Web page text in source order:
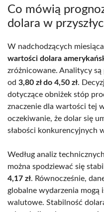
Co mówią
dolara w
W nadchodzących
wartości dolara
zróżnicowane. Analitycy są
od 3,80 zł do 4,50 zł.
dotyczące obniżek stóp
znaczenie dla wartości tej
oczekiwanie, że dolar się
słabości konkurencyjnych
Według analiz
można spodziewać się
4,17 zł. Równocześnie,
globalne wydarzenia mogą
walutowe. Stabilność